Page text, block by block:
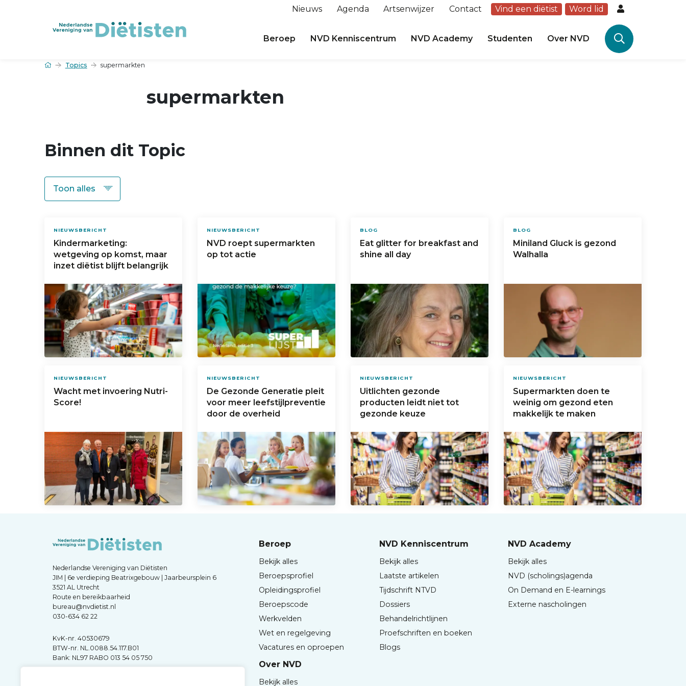
Nieuws Agenda Artsenwijzer Contact Vind een diëtist Word lid
Beroep NVD Kenniscentrum NVD Academy Studenten Over NVD
Topics supermarkten
supermarkten
Binnen dit Topic
NIEUWSBERICHT
Kindermarketing:
wetgeving op komst, maar
inzet diëtist blijft belangrijk
NIEUWSBERICHT
NVD roept supermarkten
op tot actie
BLOG
Eat glitter for breakfast and
shine all day
BLOG
Miniland Gluck is gezond
Walhalla
NIEUWSBERICHT
Wacht met invoering Nutri-
Score!
NIEUWSBERICHT
De Gezonde Generatie pleit
voor meer leefstijlpreventie
door de overheid
NIEUWSBERICHT
Uitlichten gezonde
producten leidt niet tot
gezonde keuze
NIEUWSBERICHT
Supermarkten doen te
weinig om gezond eten
makkelijk te maken
Nederlandse Vereniging van Diëtisten
JIM | 6e verdieping Beatrixgebouw | Jaarbeursplein 6
3521 AL Utrecht
Route en bereikbaarheid
bureau@nvdietist.nl
030-634 62 22
KvK-nr. 40530679
BTW-nr. NL.0088.54.117.B01
Bank: NL97 RABO 013 54 05 750
Beroep
Bekijk alles
Beroepsprofiel
Opleidingsprofiel
Beroepscode
Werkvelden
Wet en regelgeving
Vacatures en oproepen
NVD Kenniscentrum
Bekijk alles
Laatste artikelen
Tijdschrift NTVD
Dossiers
Behandelrichtlijnen
Proefschriften en boeken
Blogs
NVD Academy
Bekijk alles
NVD (scholings)agenda
On Demand en E-learnings
Externe nascholingen
Over NVD
Bekijk alles